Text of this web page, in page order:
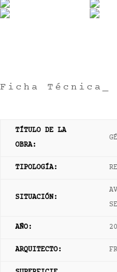
Ficha Técnica_
TÍTULO DE LA
OBRA:
TIPOLOGÍA:
SITUACIÓN:
AÑO:
ARQUITECTO: